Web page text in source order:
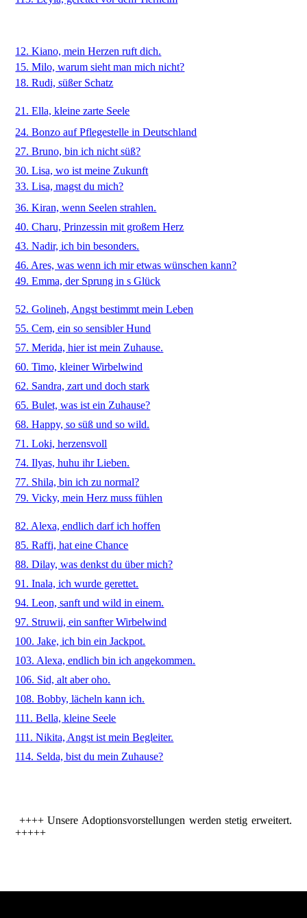
12. Kiano, mein Herzen ruft dich.
15. Milo, warum sieht man mich nicht?
18. Rudi, süßer Schatz
21. Ella, kleine zarte Seele
24. Bonzo auf Pflegestelle in Deutschland
27. Bruno, bin ich nicht süß?
30. Lisa, wo ist meine Zukunft
33. Lisa, magst du mich?
36. Kiran, wenn Seelen strahlen.
40. Charu, Prinzessin mit großem Herz
43. Nadir, ich bin besonders.
46. Ares, was wenn ich mir etwas wünschen kann?
49. Emma, der Sprung in s Glück
52. Golineh, Angst bestimmt mein Leben
55. Cem, ein so sensibler Hund
57. Merida, hier ist mein Zuhause.
60. Timo, kleiner Wirbelwind
62. Sandra, zart und doch stark
65. Bulet, was ist ein Zuhause?
68. Happy, so süß und so wild.
71. Loki, herzensvoll
74. Ilyas, huhu ihr Lieben.
77. Shila, bin ich zu normal?
79. Vicky, mein Herz muss fühlen
82. Alexa, endlich darf ich hoffen
85. Raffi, hat eine Chance
88. Dilay, was denkst du über mich?
91. Inala, ich wurde gerettet.
94. Leon, sanft und wild in einem.
97. Struwii, ein sanfter Wirbelwind
100. Jake, ich bin ein Jackpot.
103. Alexa, endlich bin ich angekommen.
106. Sid, alt aber oho.
108. Bobby, lächeln kann ich.
111. Bella, kleine Seele
111. Nikita, Angst ist mein Begleiter.
114. Selda, bist du mein Zuhause?
++++ Unsere Adoptionsvorstellungen werden stetig erweitert.
+++++